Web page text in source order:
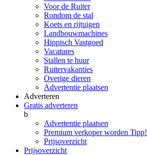
Voor de Ruiter
Rondom de stal
Koets en rijtuigen
Landbouwmachines
Hippisch Vastgoed
Vacatures
Stallen te huur
Ruitervakanties
Overige dieren
Advertentie plaatsen
Adverteren
Gratis adverteren
b
Advertentie plaatsen
Premium verkoper worden Tipp!
Prijsoverzicht
Prijsoverzicht